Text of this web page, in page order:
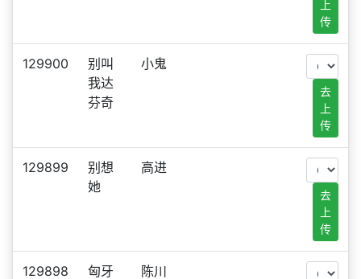
上
传
129900
别叫
我达
芬奇
小鬼
去
上
传
129899
别想
她
高进
去
上
传
129898
匈牙
陈川